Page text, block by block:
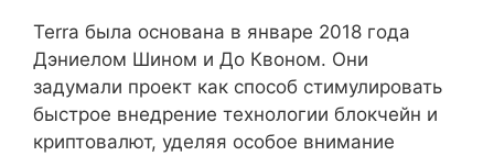
Terra была основана в январе 2018 года
Дэниелом Шином и До Квоном. Они
задумали проект как способ стимулировать
быстрое внедрение технологии блокчейн и
криптовалют, уделяя особое внимание